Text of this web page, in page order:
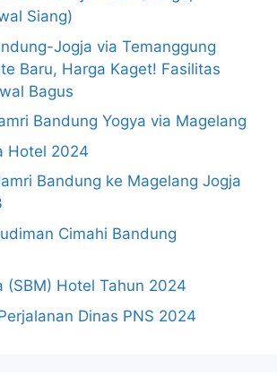
Siang)
Jogja via Temanggung
Baru, Harga Kaget! Fasilitas
Bagus
Bandung Yogya via Magelang
Hotel 2024
Bandung ke Magelang Jogja
Cimahi Bandung
(SBM) Hotel Tahun 2024
Dinas PNS 2024